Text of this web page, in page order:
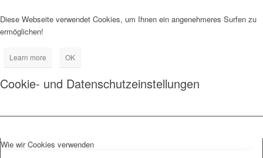
Diese Webseite verwendet Cookies, um Ihnen ein angenehmeres Surfen zu
ermöglichen!
Learn more OK
Cookie- und Datenschutzeinstellungen
Wie wir Cookies verwenden